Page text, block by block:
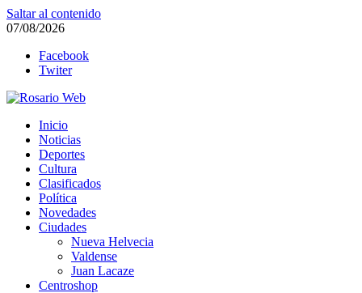
Saltar al contenido
07/08/2026
Facebook
Twiter
Rosario Web
Todas la noticias de Rosario y la zona
Inicio
Noticias
Deportes
Cultura
Clasificados
Política
Novedades
Ciudades
Nueva Helvecia
Valdense
Juan Lacaze
Centroshop